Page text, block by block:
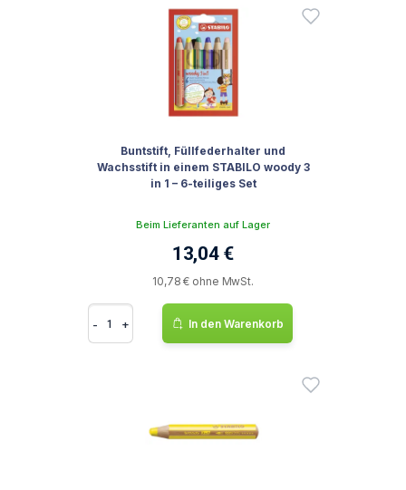
Buntstift, Füllfederhalter und
Wachsstift in einem STABILO woody 3
in 1 – 6-teiliges Set
Beim Lieferanten auf Lager
13,04 €
10,78 € ohne MwSt.
- + In den Warenkorb